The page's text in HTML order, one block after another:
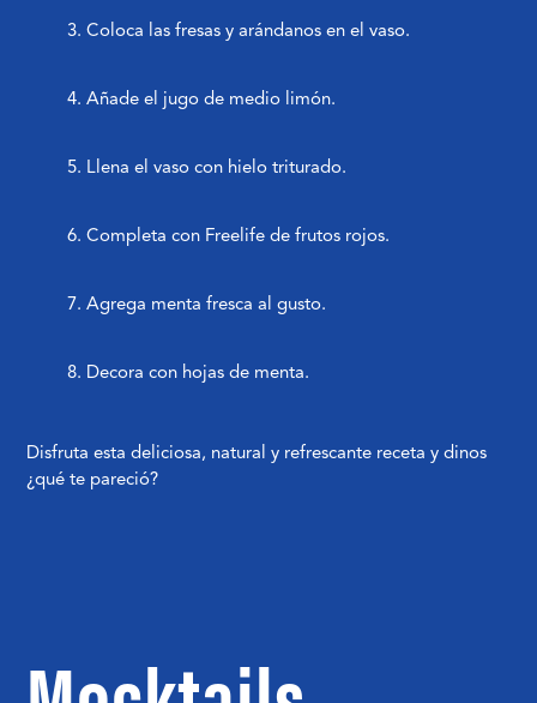
Coloca las fresas y arándanos en el vaso.
Añade el jugo de medio limón.
Llena el vaso con hielo triturado.
Completa con Freelife de frutos rojos.
Agrega menta fresca al gusto.
Decora con hojas de menta.
Disfruta esta deliciosa, natural y refrescante receta y dinos
¿qué te pareció?